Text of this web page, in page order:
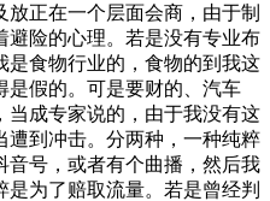
正在一个层面会商，由于制
避险的心理。若是没有专业布
是食物行业的，食物的到我这
是假的。可是要财的、汽车
当成专家说的，由于我没有这
遭到冲击。分两种，一种纯粹
音号，或者有个曲播，然后我
为了赔取流量。若是曾经判